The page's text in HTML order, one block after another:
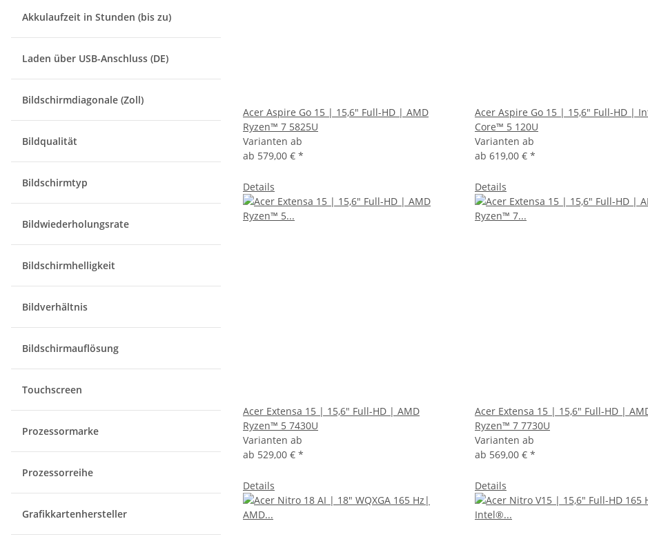
Acer Aspire Go 15 | 15,6" Full-HD | AMD
Ryzen™ 7 5825U
Varianten ab
ab 579,00 € *
Details
Acer Aspire Go 15 | 15,6" Full-HD |
Core™ 5 120U
Varianten ab
ab 619,00 € *
Details
Acer Extensa 15 | 15,6" Full-HD | AMD
Ryzen™ 5 7430U
Varianten ab
ab 529,00 € *
Details
Acer Extensa 15 | 15,6" Full-HD |
Ryzen™ 7 7730U
Varianten ab
ab 569,00 € *
Details
Akkulaufzeit in Stunden (bis zu)
Laden über USB-Anschluss (DE)
Bildschirmdiagonale (Zoll)
Bildqualität
Bildschirmtyp
Bildwiederholungsrate
Bildschirmhelligkeit
Bildverhältnis
Bildschirmauflösung
Touchscreen
Prozessormarke
Prozessorreihe
Grafikkartenhersteller